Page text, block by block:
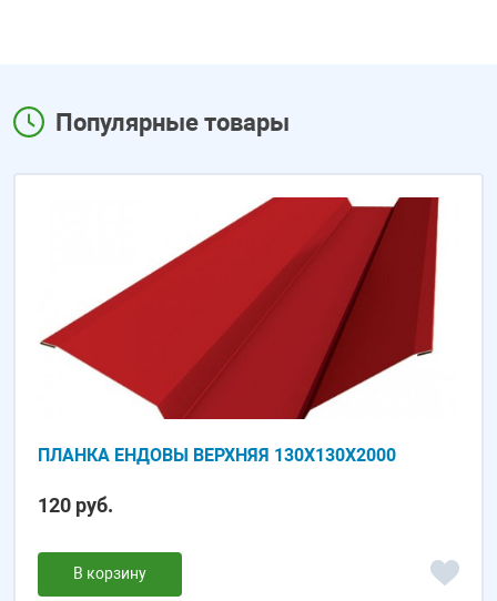
Популярные товары
ПЛАНКА ЕНДОВЫ ВЕРХНЯЯ 130Х130Х2000
120 руб.
В корзину